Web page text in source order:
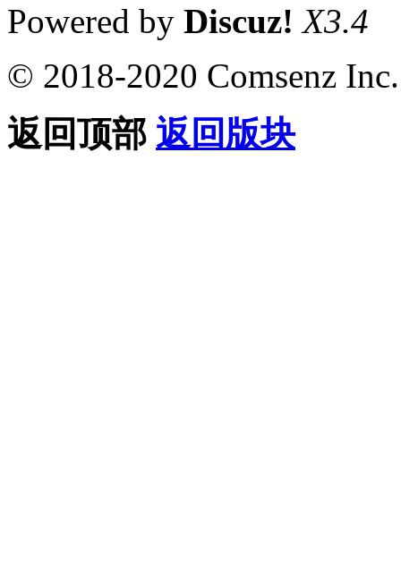
Powered by Discuz! X3.4
© 2018-2020 Comsenz Inc.
返回顶部 返回版块